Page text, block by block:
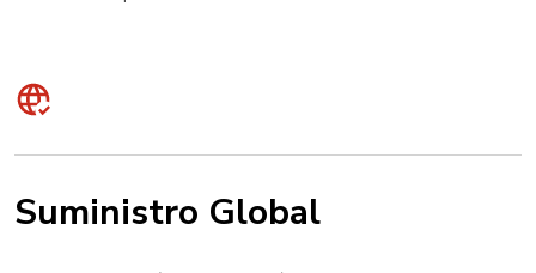
Suministro Global